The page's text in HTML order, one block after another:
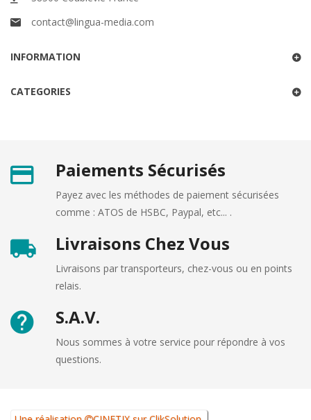
contact@lingua-media.com
INFORMATION
CATEGORIES
Paiements Sécurisés
Payez avec les méthodes de paiement sécurisées
comme : ATOS de HSBC, Paypal, etc... .
Livraisons Chez Vous
Livraisons par transporteurs, chez-vous ou en points
relais.
S.A.V.
Nous sommes à votre service pour répondre à vos
questions.